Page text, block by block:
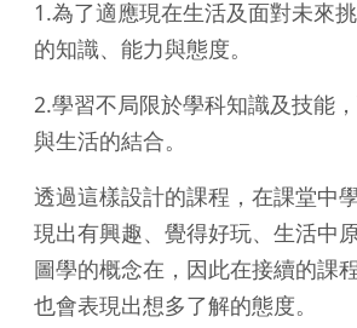
1.為了適應現在生活及面對未來
的知識、能力與態度。
2.學習不局限於學科知識及技能
與生活的結合。
透過這樣設計的課程，在課堂中
現出有興趣、覺得好玩、生活中
圖學的概念在，因此在接續的課
也會表現出想多了解的態度。